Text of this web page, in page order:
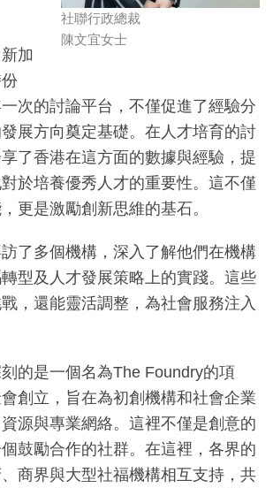
社聯行政總裁
陳文宜女士
加
次的討論平台，不僅促進了經驗分
展方向奠定基礎。在人才培育的討
了香港在這方面的數據與經驗，提
於培養優秀人才的重要性。這不僅
更是激勵創新思維的基石。
了多個機構，深入了解他們在機構
型及人才發展策略上的實踐。這些
，還能靈活調整，為社會服務注入
的是一個名為The Foundry的項
創立，旨在為初創機構和社會企業
源與專業網絡。這裡不僅是創意的
鼓勵合作的社群。在這裡，各界的
商界與大型社福機構相互支持，共